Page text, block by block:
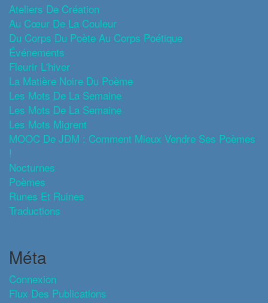
Ateliers De Création
Au Cœur De La Couleur
Du Corps Du Poète Au Corps Poétique
Événements
Fleurir L'hiver
La Matière Noire Du Poème
Les Mots De La Semaine
Les Mots De La Semaine
Les Mots Migrent
MOOC De JDM : Comment Mieux Vendre Ses Poèmes
!
Nocturnes
Poèmes
Runes Et Ruines
Traductions
Méta
Connexion
Flux Des Publications